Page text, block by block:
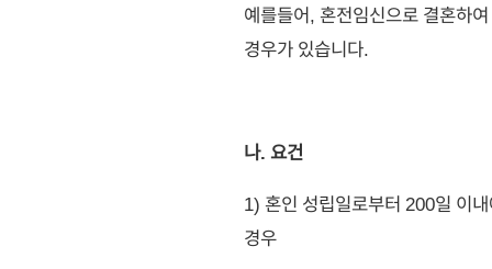
예를들어, 혼전임신으로 결혼하
경우가 있습니다.
나. 요건
1) 혼인 성립일로부터 200일 이
경우